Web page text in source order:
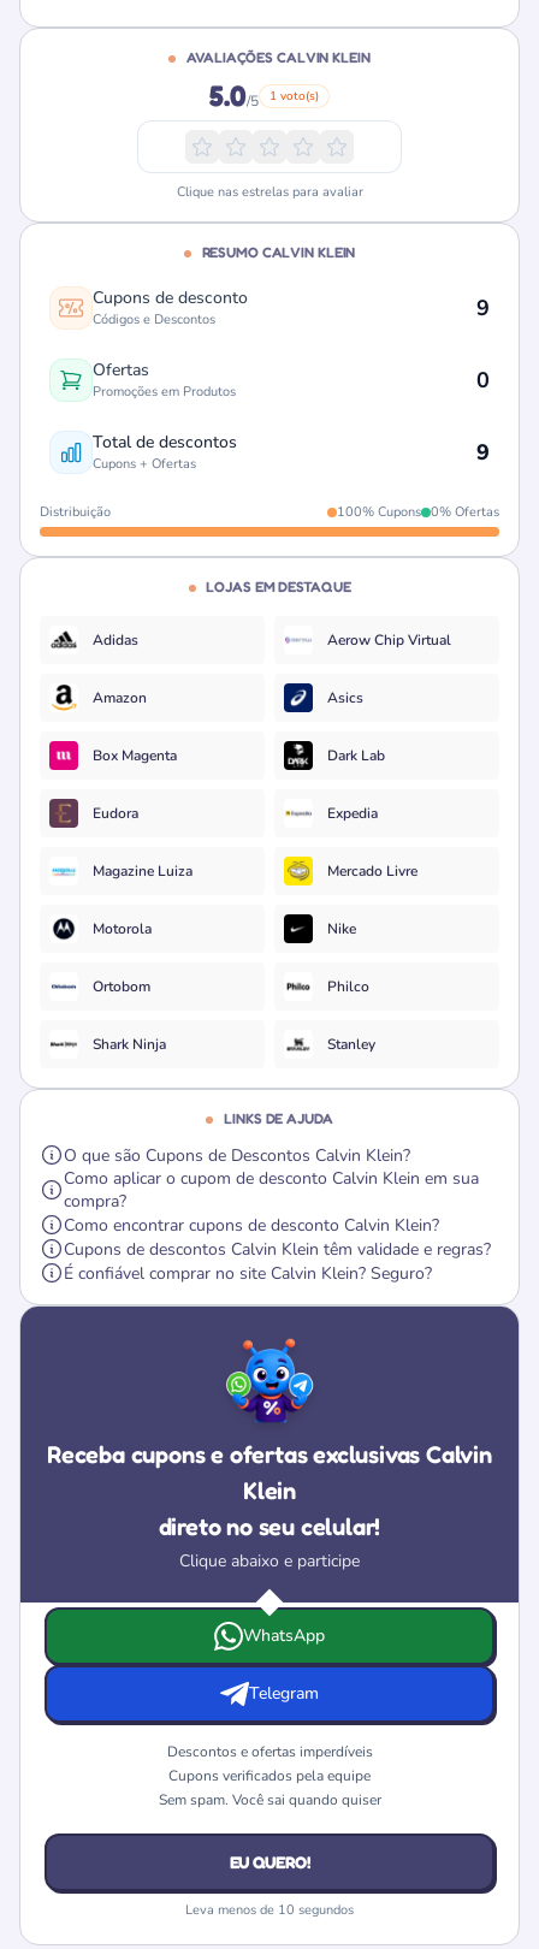
AVALIAÇÕES CALVIN KLEIN
5.0/5 1 voto(s)
Clique nas estrelas para avaliar
RESUMO CALVIN KLEIN
Cupons de desconto
Códigos e Descontos 9
Ofertas
Promoções em Produtos 0
Total de descontos
Cupons + Ofertas 9
Distribuição 100% Cupons 0% Ofertas
LOJAS EM DESTAQUE
Adidas Aerow Chip Virtual
Amazon Asics
Box Magenta Dark Lab
Eudora Expedia
Magazine Luiza Mercado Livre
Motorola Nike
Ortobom Philco
Shark Ninja Stanley
LINKS DE AJUDA
O que são Cupons de Descontos Calvin Klein?
Como aplicar o cupom de desconto Calvin Klein em sua
compra?
Como encontrar cupons de desconto Calvin Klein?
Cupons de descontos Calvin Klein têm validade e regras?
É confiável comprar no site Calvin Klein? Seguro?
Receba cupons e ofertas exclusivas Calvin
Klein
direto no seu celular!
Clique abaixo e participe
Escolha onde deseja receber as ofertas e cupons da
WhatsApp
Telegram
Descontos e ofertas imperdíveis
Cupons verificados pela equipe
Sem spam. Você sai quando quiser
EU QUERO!
Leva menos de 10 segundos